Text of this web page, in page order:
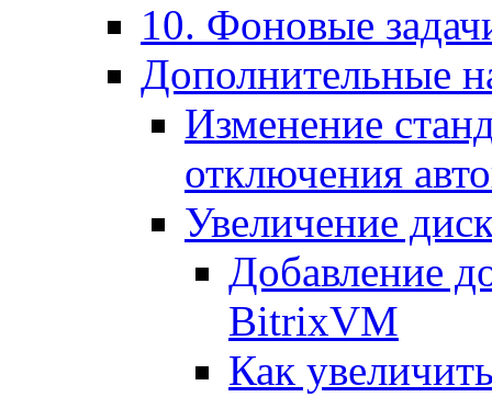
10. Фоновые
Дополнительные
Изменение
отключения
Увеличение
Добавление
BitrixVM
Как